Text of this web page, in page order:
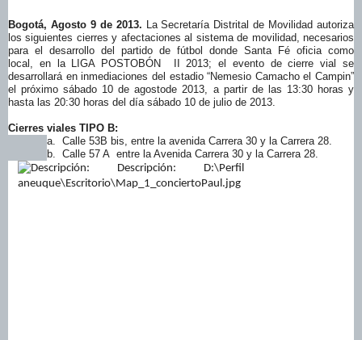
Bogotá, Agosto 9 de 2013. La Secretaría Distrital de Movilidad autoriza
los siguientes cierres y afectaciones al sistema de movilidad, necesarios
para el desarrollo del partido de fútbol donde Santa Fé oficia como
local , en la LIGA POSTOBÓN II2013;el evento de cierre vialse
desarrollará eninmediaciones del estadio “Nemesio Camacho el Campin”
elpróximo sábado 10 de agostode 2013, apartir de las 13:30 horas y
hasta las 20:30 horas del día sábado 10 de julio de 2013.
Cierres viales TIPO B:
a. Calle 53B bis, entre la avenida Carrera 30 y la Carrera 28.
b. Calle 57 A entre la Avenida Carrera 30 y la Carrera 28.